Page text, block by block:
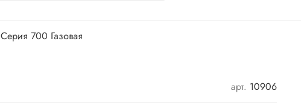
Серия 700 Газовая
арт. 10906